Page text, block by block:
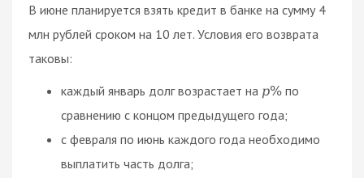
В июне планируется взять кредит в банке на сумму 4
млн рублей сроком на 10 лет. Условия его возврата
таковы:
каждый январь долг возрастает на p% по
сравнению с концом предыдущего года;
с февраля по июнь каждого года необходимо
выплатить часть долга;